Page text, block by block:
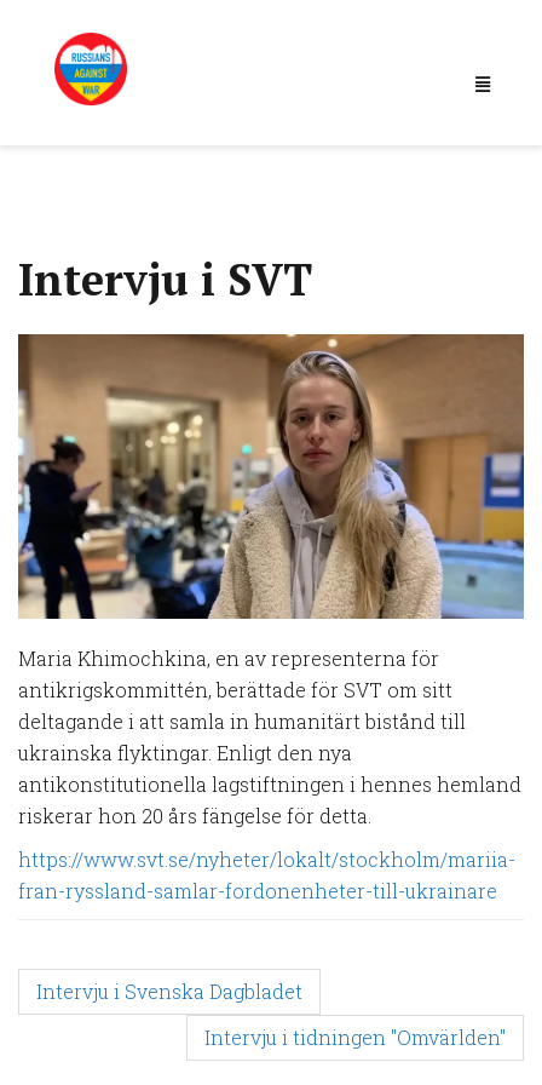
Intervju i SVT
Maria Khimochkina, en av representerna för
antikrigskommittén, berättade för SVT om sitt
deltagande i att samla in humanitärt bistånd till
ukrainska flyktingar. Enligt den nya
antikonstitutionella lagstiftningen i hennes hemland
riskerar hon 20 års fängelse för detta.
https://www.svt.se/nyheter/lokalt/stockholm/mariia-
fran-ryssland-samlar-fordonenheter-till-ukrainare
PIntervju i Svenska Dagbladet
Intervju i tidningen "Omvärlden"